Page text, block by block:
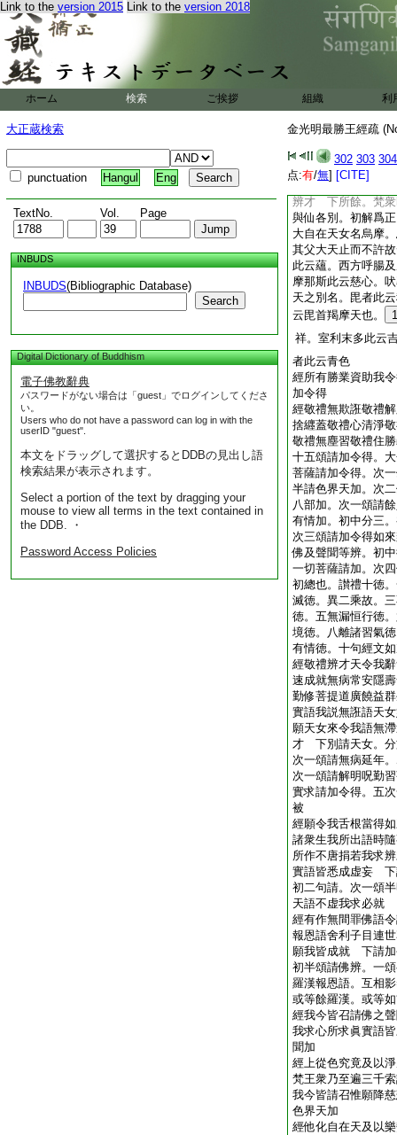
Link to the version 2015 Link to the version 2018
ホーム 検索 ご挨拶 組織 利
大正蔵検索
punctuation Hangul Eng
TextNo. Vol. Page
INBUDS
INBUDS(Bibliographic Database)
Search
Digital Dictionary of Buddhism
電子佛教辭典
パスワードがない場合は「guest」でログインしてくださ
い。
Users who do not have a password can log in with the
userID "guest".
本文をドラッグして選択するとDDBの見出し語
検索結果が表示されます。
Select a portion of the text by dragging your
mouse to view all terms in the text contained in
the DDB. ・
Password Access Policies
金光明最勝王經疏
302 303 304
点:有/無] [CITE]
五差別。六無差別
行。如辨中邊論第
諦觀爲如病如癰如
爲八見。觀集爲結
天妙辨才摩那斯王
四大天王妙辨才善
妙辨才吠率怒天妙
數天神妙辨才室唎
妙辨才醯哩言辭妙
哩底母妙辨才諸藥
辨才 下所餘。梵衆
與仙各別。初解爲
大自在天女名烏摩
其父大天止而不許
此云蘊。西方呼腸
摩那斯此云慈心。
天之別名。毘者此
云毘首羯摩天也。
1
祥。室利末多此云
者此云青色
經所有勝業資助我
加令得
經敬禮無欺誑敬禮
捨纒蓋敬禮心清淨
敬禮無塵習敬禮住
十五頌請加令得。
菩薩請加令得。次
半請色界天加。次
八部加。次一頌請
有情加。初中分三
次三頌請加令得如
佛及聲聞等辨。初
一切菩薩請加。次
初總也。讃禮十徳
滅徳。異二乘故。
徳。五無漏恒行徳
境徳。八離諸習氣
有情徳。十句經文
經敬禮辨才天令我
速成就無病常安隱
勤修菩提道廣饒益
實語我説無誑語天
願天女來令我語無
才 下別請天女。分
次一頌請無病延年
次一頌請解明呪勤
實求請加令得。五
被
經願令我舌根當得
諸衆生我所出語時
所作不唐捐若我求
實語皆悉成虚妄 下
初二句請。次一頌
天語不虚我求必就
經有作無間罪佛語
報恩語舍利子目連
願我皆成就 下請加
初半頌請佛辨。一
羅漢報恩語。互相
或等餘羅漢。或等
經我今皆召請佛之
我求心所求眞實語
聞加
經上從色究竟及以
梵王衆乃至遍三千
我今皆請召惟願降
色界天加
經他化自在天及以